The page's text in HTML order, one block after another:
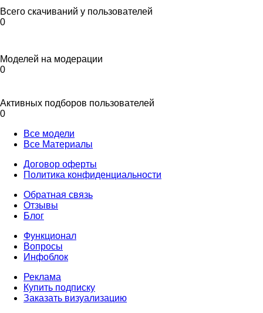
Всего скачиваний у пользователей
0
Моделей на модерации
0
Активных подборов пользователей
0
Все модели
Все Материалы
Договор оферты
Политика конфиденциальности
Обратная связь
Отзывы
Блог
Функционал
Вопросы
Инфоблок
Реклама
Купить подписку
Заказать визуализацию